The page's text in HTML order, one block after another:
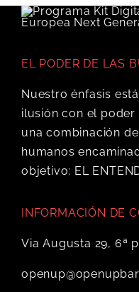
EL PODER DE LAS
Nuestro énfasis
ilusión con el poder
una combinación
humanos
objetivo: EL
INFORMACIÓN DE
Via Augusta 29, 6ª